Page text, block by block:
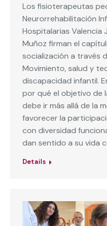
Los fisioterapeutas
Neurorrehabilitación
Hospitalarias Valencia
Muñoz firman el
socialización a través
Movimiento, salud y
discapacidad infantil.
por qué el objetivo de
debe ir más allá de la
favorecer la
con diversidad
dan sentido a su vida
Details